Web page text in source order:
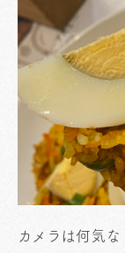
カメラは何気